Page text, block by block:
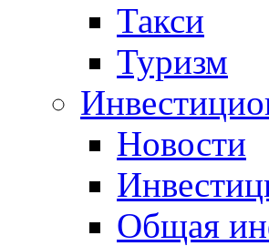
Такси
Туризм
Новости
Общая